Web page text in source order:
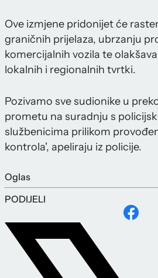
Ove izmjene pridonijet će
graničnih prijelaza, ubrzanju
komercijalnih vozila te
lokalnih i regionalnih tvrtki.
Pozivamo sve sudionike u
prometu na suradnju s
službenicima prilikom
kontrola', apeliraju iz policije.
Oglas
PODIJELI